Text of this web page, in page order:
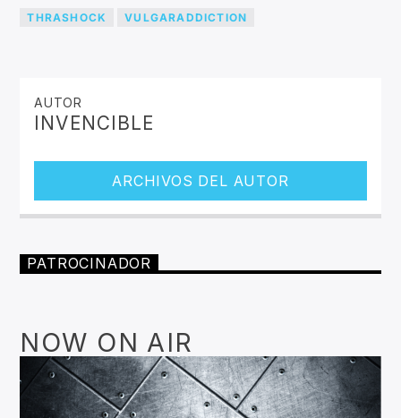
THRASHOCK VULGARADDICTION
AUTOR
INVENCIBLE
ARCHIVOS DEL AUTOR
PATROCINADOR
NOW ON AIR